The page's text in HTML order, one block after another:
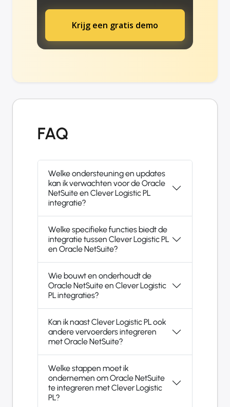
Krijg een gratis demo
FAQ
Welke ondersteuning en updates
kan ik verwachten voor de Oracle
NetSuite en Clever Logistic PL
integratie?
Welke specifieke functies biedt de
integratie tussen Clever Logistic PL
en Oracle NetSuite?
Wie bouwt en onderhoudt de
Oracle NetSuite en Clever Logistic
PL integraties?
Kan ik naast Clever Logistic PL ook
andere vervoerders integreren
met Oracle NetSuite?
Welke stappen moet ik
ondernemen om Oracle NetSuite
te integreren met Clever Logistic
PL?